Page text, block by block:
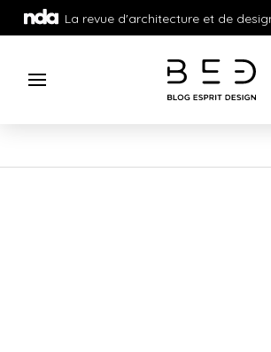
La revue d'architecture et de